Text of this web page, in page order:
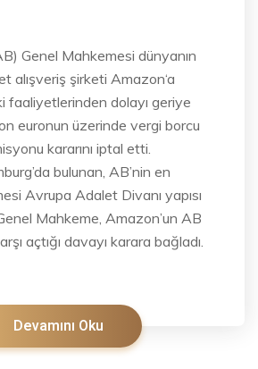
Genel Mahkemesi dünyanın
alışveriş şirketi Amazon‘a
faaliyetlerinden dolayı geriye
euronun üzerinde vergi borcu
kararını iptal etti.
bulunan, AB’nin en
Avrupa Adalet Divanı yapısı
Mahkeme, Amazon’un AB
açtığı davayı karara bağladı.
Devamını Oku